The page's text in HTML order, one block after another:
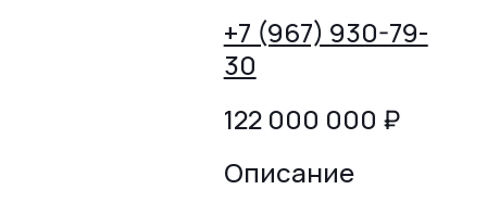
+7 (967) 930-79-
30
122 000 000 ₽
Описание